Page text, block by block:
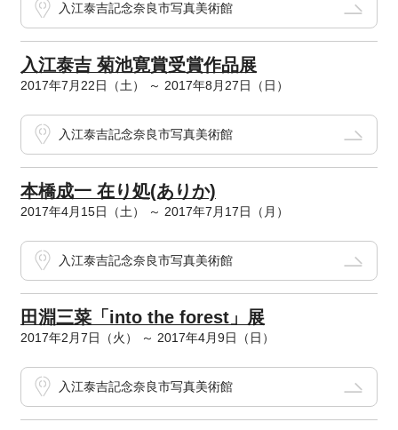
入江泰吉記念奈良市写真美術館
入江泰吉 菊池寛賞受賞作品展
2017年7月22日（土） ～ 2017年8月27日（日）
入江泰吉記念奈良市写真美術館
本橋成一 在り処(ありか)
2017年4月15日（土） ～ 2017年7月17日（月）
入江泰吉記念奈良市写真美術館
田淵三菜「into the forest」展
2017年2月7日（火） ～ 2017年4月9日（日）
入江泰吉記念奈良市写真美術館